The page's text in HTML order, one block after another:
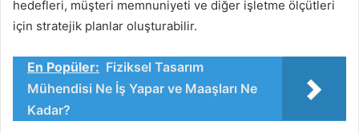
hedefleri, müşteri memnuniyeti ve diğer işletme ölçütleri
için stratejik planlar oluşturabilir.
En Popüler: Fiziksel Tasarım
Mühendisi Ne İş Yapar ve Maaşları Ne
Kadar?